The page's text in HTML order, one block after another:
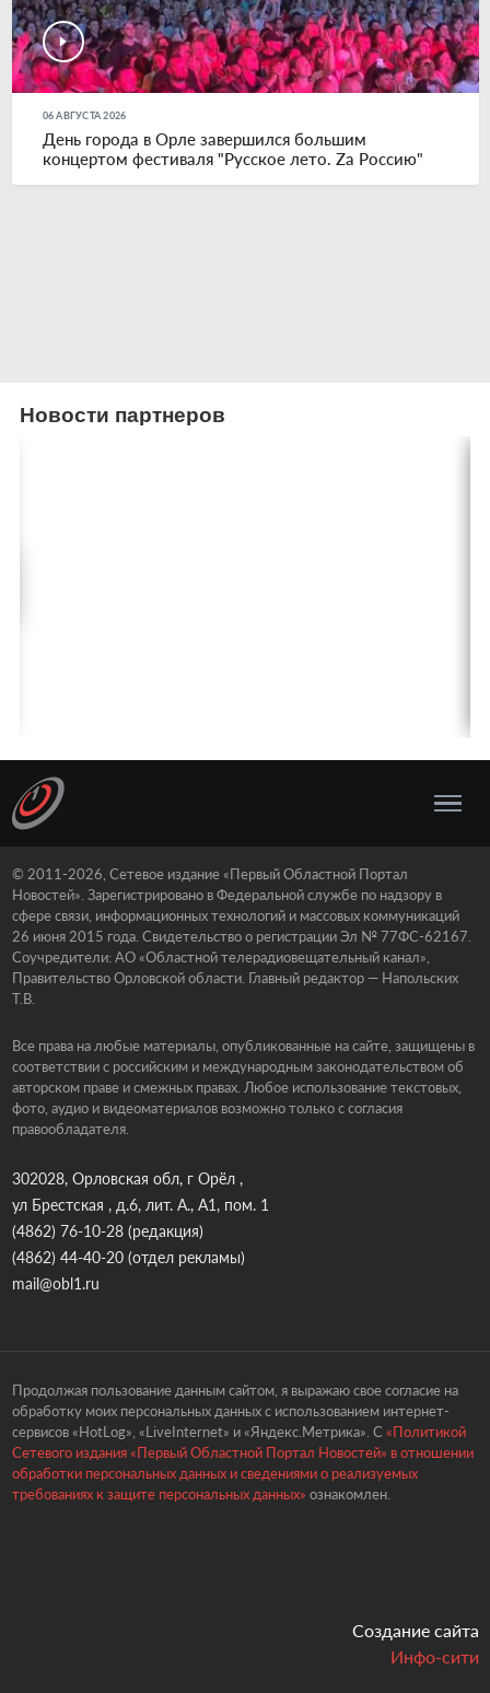
06 АВГУСТА 2026
День города в Орле завершился большим
концертом фестиваля "Русское лето. Zа Россию"
Новости партнеров
© 2011-2026, Сетевое издание «Первый Областной Портал
Новостей». Зарегистрировано в Федеральной службе по надзору в
сфере связи, информационных технологий и массовых коммуникаций
26 июня 2015 года. Свидетельство о регистрации Эл № 77ФС-62167.
Соучредители: АО «Областной телерадиовещательный канал»,
Правительство Орловской области. Главный редактор — Напольских
Т.В.
Все права на любые материалы, опубликованные на сайте, защищены в
соответствии с российским и международным законодательством об
авторском праве и смежных правах. Любое использование текстовых,
фото, аудио и видеоматериалов возможно только с согласия
правообладателя.
302028, Орловская обл, г Орёл ,
ул Брестская , д.6, лит. А., А1, пом. 1
(4862) 76-10-28(редакция)
(4862) 44-40-20(отдел рекламы)
mail@obl1.ru
Продолжая пользование данным сайтом, я выражаю свое согласие на
обработку моих персональных данных с использованием интернет-
сервисов «HotLog», «LiveInternet» и «Яндекс.Метрика». С «Политикой
Сетевого издания «Первый Областной Портал Новостей» в отношении
обработки персональных данных и сведениями о реализуемых
требованиях к защите персональных данных» ознакомлен.
Создание сайта
Инфо-сити